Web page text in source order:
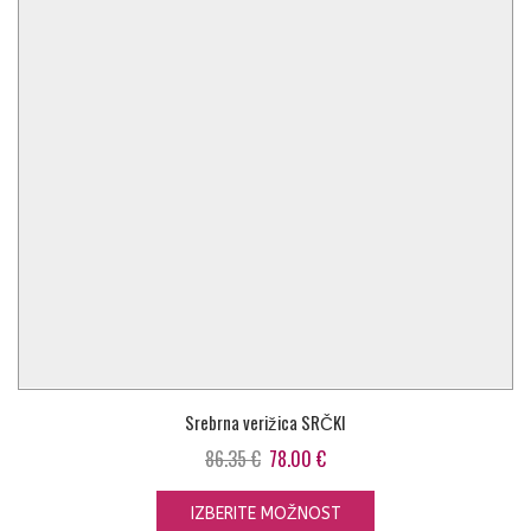
Srebrna verižica SRČKI
86.35€ Izvirna
cena
je
78.00 €Trenutna
cena
je:
IZBERITE MOŽNOST